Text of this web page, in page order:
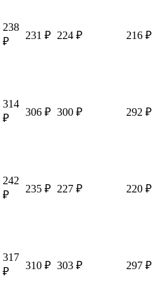
238
₽
231 ₽ 224 ₽ 216 ₽
314
₽
306 ₽ 300 ₽ 292 ₽
242
₽
235 ₽ 227 ₽ 220 ₽
317
₽
310 ₽ 303 ₽ 297 ₽